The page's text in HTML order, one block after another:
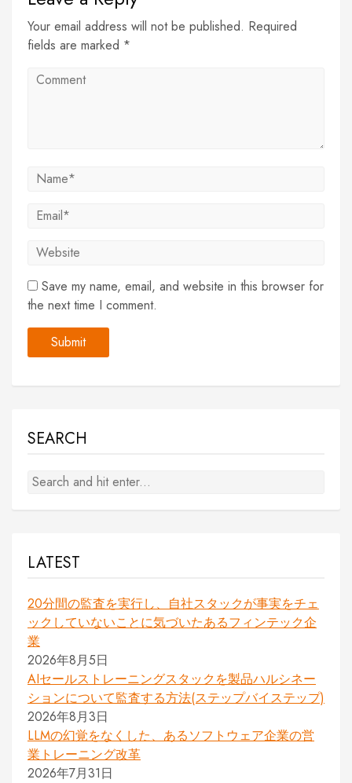
Your email address will not be published. Required
fields are marked *
Save my name, email, and website in this browser for
the next time I comment.
SEARCH
LATEST
20分間の監査を実行し、自社スタックが事実をチェ
ックしていないことに気づいたあるフィンテック企
業
2026年8月5日
AIセールストレーニングスタックを製品ハルシネー
ションについて監査する方法(ステップバイステップ)
2026年8月3日
LLMの幻覚をなくした、あるソフトウェア企業の営
業トレーニング改革
2026年7月31日